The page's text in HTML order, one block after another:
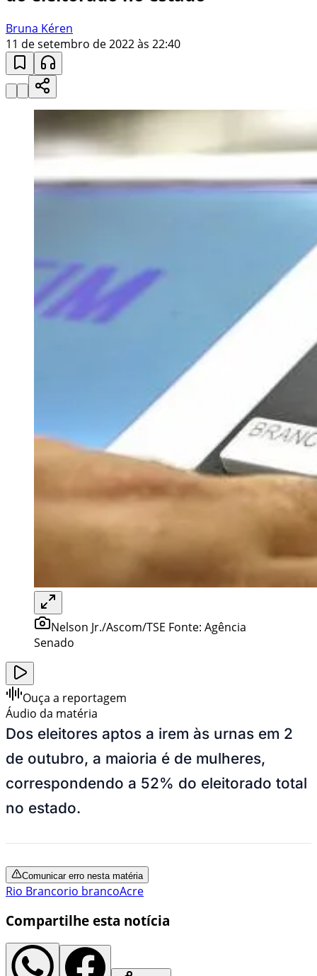
Bruna Kéren
11 de setembro de 2022 às 22:40
Nelson Jr./Ascom/TSE Fonte: Agência
Senado
Ouça a reportagem
Áudio da matéria
Dos eleitores aptos a irem às urnas em 2
de outubro, a maioria é de mulheres,
correspondendo a 52% do eleitorado total
no estado.
Comunicar erro nesta matéria
Rio Brancorio brancoAcre
Compartilhe esta notícia